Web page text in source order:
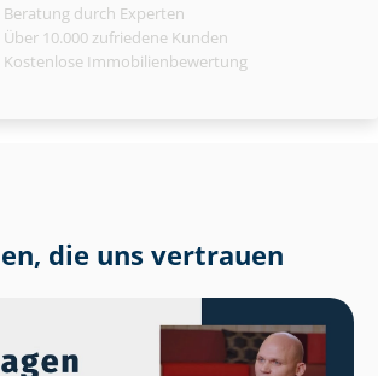
Beratung durch Experten
Über 10.000 zufriedene Kunden
Kostenlose Immobilienbewertung
die uns vertrauen